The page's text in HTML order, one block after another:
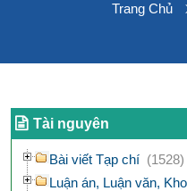
Trang Chủ
Tài nguyên
Bài viết Tạp chí (1528)
Luận án, Luận văn,